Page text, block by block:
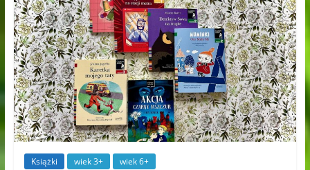
Książki wiek 3+ wiek 6+